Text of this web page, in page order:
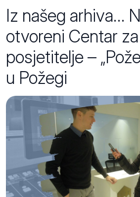
Iz našeg arhiva…
otvoreni Centar za
posjetitelje –
u Požegi